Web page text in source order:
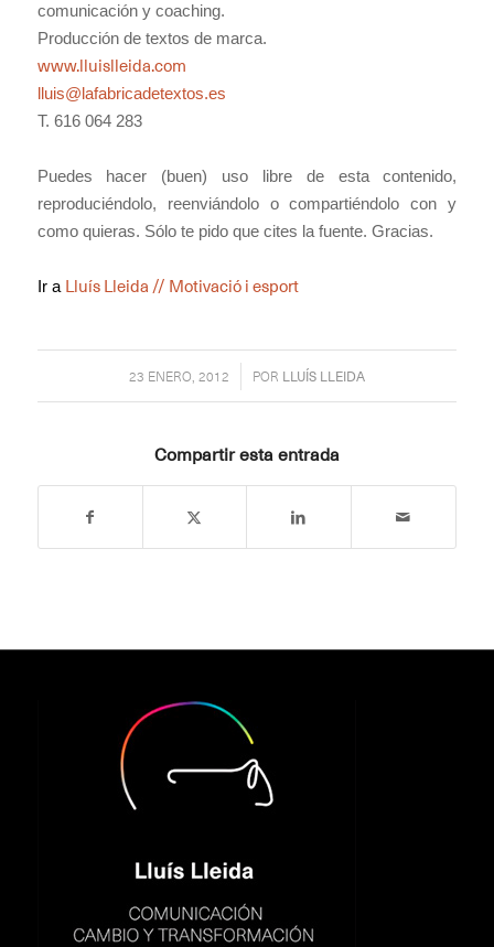
comunicación y coaching.
Producción de textos de marca.
www.lluislleida.com
lluis@lafabricadetextos.es
T. 616 064 283
Puedes hacer (buen) uso libre de esta contenido,
reproduciéndolo, reenviándolo o compartiéndolo con y
como quieras. Sólo te pido que cites la fuente. Gracias.
Ir a Lluís Lleida // Motivació i esport
23 ENERO, 2012
/ POR LLUÍS LLEIDA
Compartir esta entrada